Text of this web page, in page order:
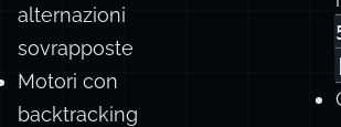
alternazioni
sovrapposte
Motori con
backtracking